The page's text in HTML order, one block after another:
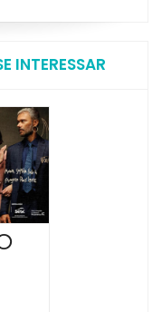
INTERESSAR